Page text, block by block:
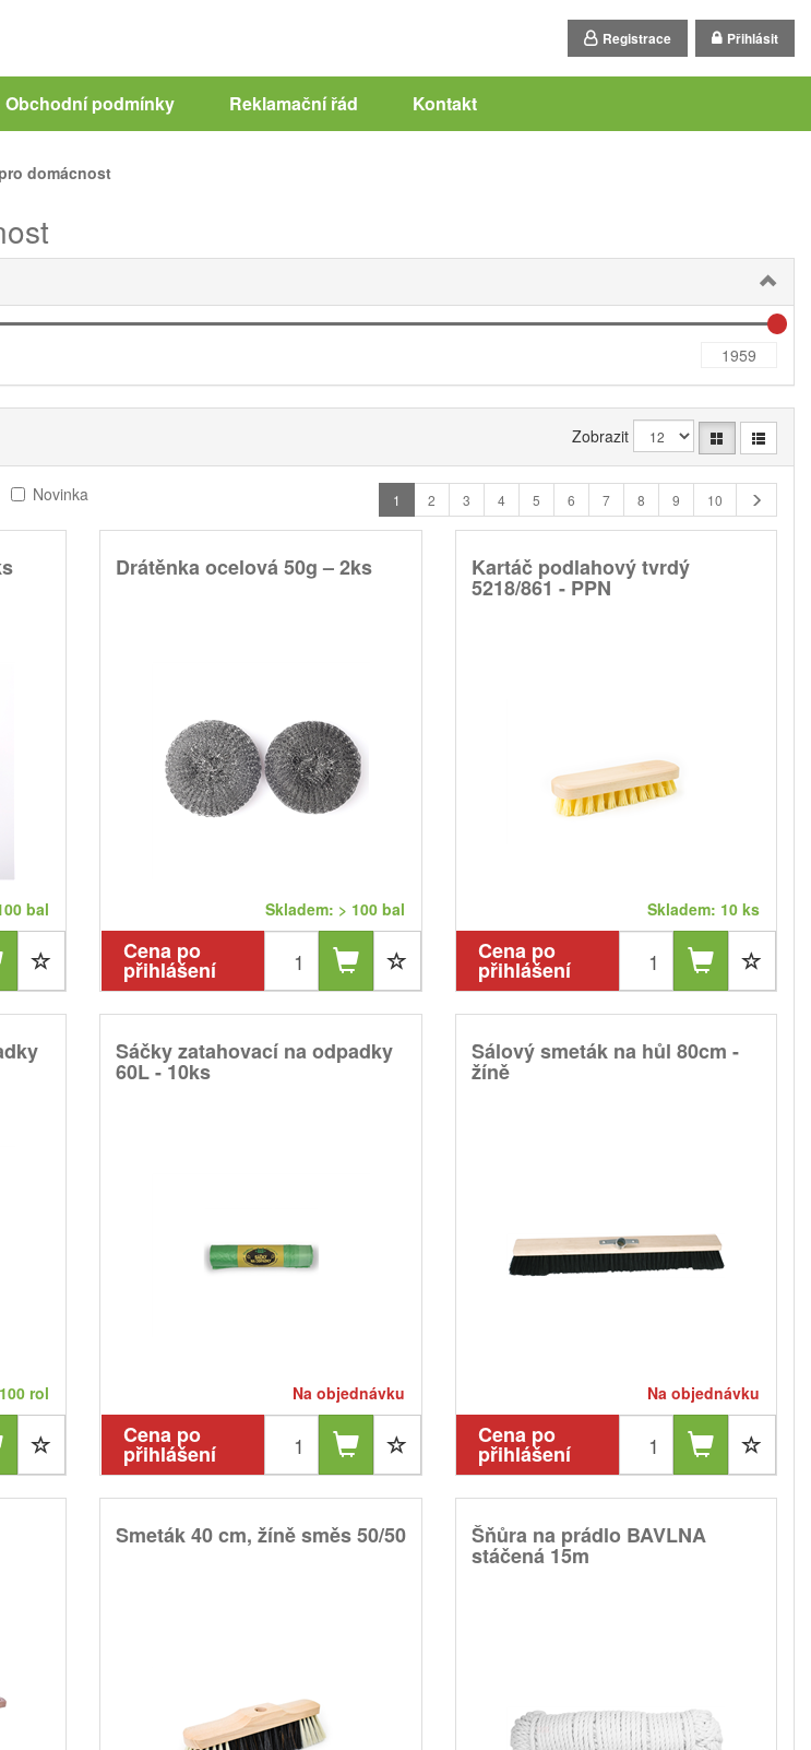
Registrace Přihlásit
Obchodní podmínky Reklamační řád Kontakt
domácnost
Zobrazit
Novinka 1 2 3 4 5 6 7 8 9 10
bal
Drátěnka ocelová 50g – 2ks
Skladem: > 100 bal
Cena po
přihlášení
Kartáč podlahový tvrdý
5218/861 - PPN
Skladem: 10 ks
Cena po
přihlášení
rol
Sáčky zatahovací na odpadky
60L - 10ks
Na objednávku
Cena po
přihlášení
Sálový smeták na hůl 80cm -
žíně
Na objednávku
Cena po
přihlášení
Smeták 40 cm, žíně směs 50/50 Šňůra na prádlo BAVLNA
stáčená 15m